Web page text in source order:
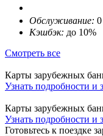
Обслуживание:
Кэшбэк: до 10%
Смотреть все
Карты зарубежных
Узнать подробности и
Карты зарубежных
Узнать подробности и
Готовьтесь к поездке